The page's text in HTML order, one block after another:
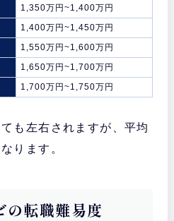
1,350万円~1,400万円
1,400万円~1,450万円
1,550万円~1,600万円
1,650万円~1,700万円
1,700万円~1,750万円
も左右されますが、平均
ります。
転職難易度